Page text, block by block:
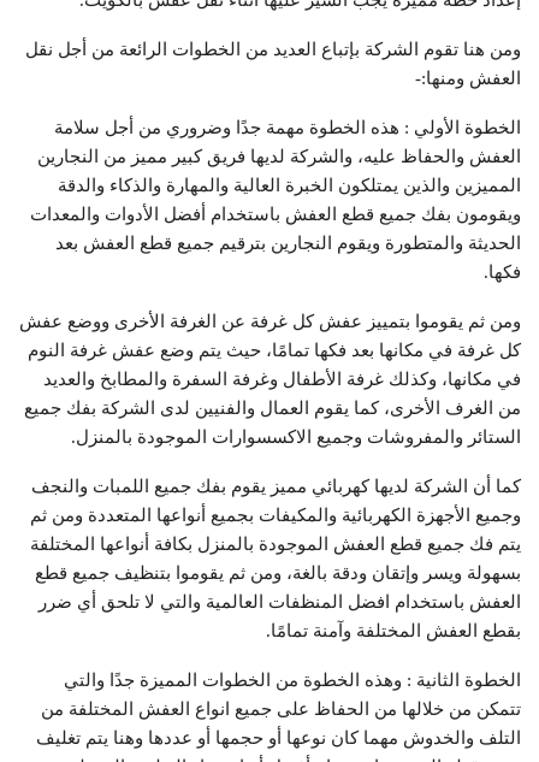
ومن هنا تقوم الشركة بإتباع العديد من الخطوات الرائعة من أجل نقل
العفش ومنها:-
الخطوة الأولي : هذه الخطوة مهمة جدًا وضروري من أجل سلامة
العفش والحفاظ عليه، والشركة لديها فريق كبير مميز من النجارين
المميزين والذين يمتلكون الخبرة العالية والمهارة والذكاء والدقة
ويقومون بفك جميع قطع العفش باستخدام أفضل الأدوات والمعدات
الحديثة والمتطورة ويقوم النجارين بترقيم جميع قطع العفش بعد
فكها.
ومن ثم يقوموا بتمييز عفش كل غرفة عن الغرفة الأخرى ووضع عفش
كل غرفة في مكانها بعد فكها تمامًا، حيث يتم وضع عفش غرفة النوم
في مكانها، وكذلك غرفة الأطفال وغرفة السفرة والمطابخ والعديد
من الغرف الأخرى، كما يقوم العمال والفنيين لدى الشركة بفك جميع
الستائر والمفروشات وجميع الاكسسوارات الموجودة بالمنزل.
كما أن الشركة لديها كهربائي مميز يقوم بفك جميع اللمبات والنجف
وجميع الأجهزة الكهربائية والمكيفات بجميع أنواعها المتعددة ومن ثم
يتم فك جميع قطع العفش الموجودة بالمنزل بكافة أنواعها المختلفة
بسهولة ويسر وإتقان ودقة بالغة، ومن ثم يقوموا بتنظيف جميع قطع
العفش باستخدام افضل المنظفات العالمية والتي لا تلحق أي ضرر
بقطع العفش المختلفة وآمنة تمامًا.
الخطوة الثانية : وهذه الخطوة من الخطوات المميزة جدًا والتي
تتمكن من خلالها من الحفاظ على جميع انواع العفش المختلفة من
التلف والخدوش مهما كان نوعها أو حجمها أو عددها وهنا يتم تغليف